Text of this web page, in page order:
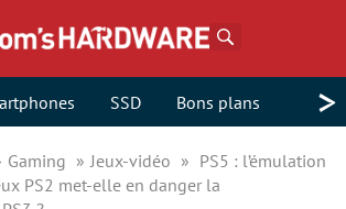
SSD Bons plans >
Gaming Jeux-vidéo
PS5 : l’émulation
PS2 met-elle en danger la